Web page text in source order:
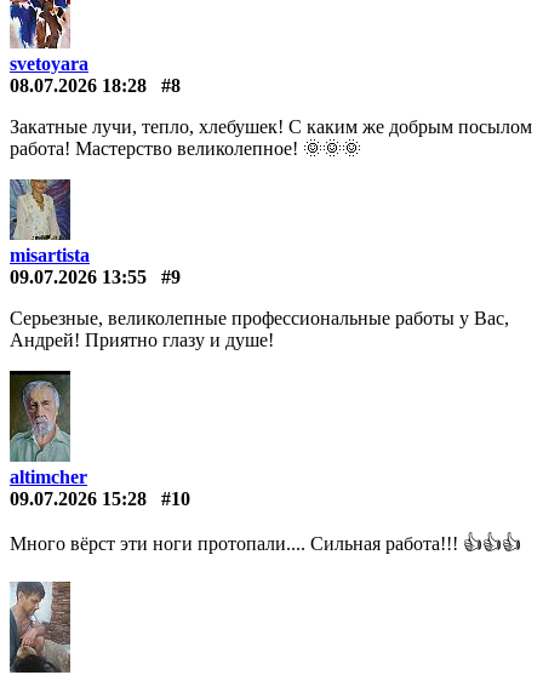
svetoyara
08.07.2026 18:28
#8
Закатные лучи, тепло, хлебушек! С каким же добрым посылом
работа! Мастерство великолепное! 🌞🌞🌞
misartista
09.07.2026 13:55
#9
Серьезные, великолепные профессиональные работы у Вас,
Андрей! Приятно глазу и душе!
altimcher
09.07.2026 15:28
#10
Много вёрст эти ноги протопали.... Сильная работа!!! 👍👍👍